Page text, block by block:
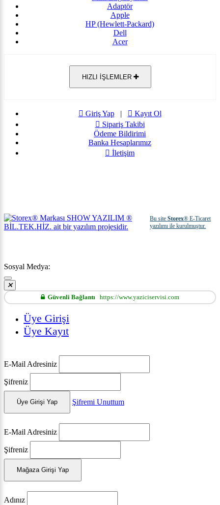
Adaptör
Apple
HP (Hewlett-Packard)
Dell
Acer
HIZLI İŞLEMLER
Giriş Yap|
Kayıt Ol
Sipariş Takibi
Ödeme Bildirimi
Banka Hesaplarımız
İletişim
Bu siteStorex® E-Ticaret
yazılımı ile kurulmuştur.
Sosyal Medya:
Güvenli Bağlantı https://www.yaziciservisi.com
Üye Girişi
Üye Kayıt
E-Mail Adresiniz
Şifreniz
Üye Girişi Yap Şifremi Unuttum
E-Mail Adresiniz
Şifreniz
Mağaza Girişi Yap
Adınız